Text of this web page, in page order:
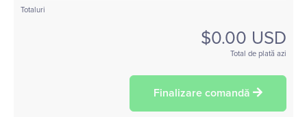
Totaluri
$0.00 USD
Total de plată azi
Finalizare comandă